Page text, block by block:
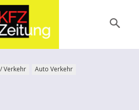
Verkehr
Auto Verkehr